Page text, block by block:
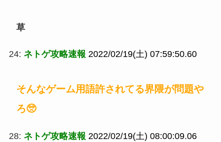
草
24: ネトゲ攻略速報 2022/02/19(土) 07:59:50.60
そんなゲーム用語許されてる界隈が問題や
ろ🥺
28: ネトゲ攻略速報 2022/02/19(土) 08:00:09.06